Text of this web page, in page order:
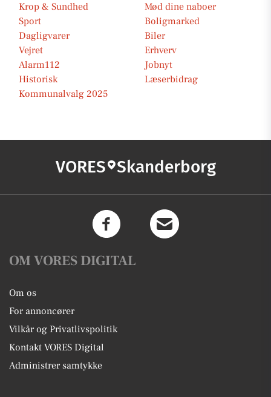
Krop & Sundhed
Mød dine naboer
Sport
Boligmarked
Dagligvarer
Biler
Vejret
Erhverv
Alarm112
Jobnyt
Historisk
Læserbidrag
Kommunalvalg 2025
VORES Skanderborg
OM VORES DIGITAL
Om os
For annoncører
Vilkår og Privatlivspolitik
Kontakt VORES Digital
Administrer samtykke